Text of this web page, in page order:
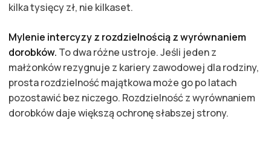
kilka tysięcy zł, nie kilkaset.
Mylenie intercyzy z rozdzielnością z wyrównaniem
dorobków. To dwa różne ustroje. Jeśli jeden z
małżonków rezygnuje z kariery zawodowej dla rodziny,
prosta rozdzielność majątkowa może go po latach
pozostawić bez niczego. Rozdzielność z wyrównaniem
dorobków daje większą ochronę słabszej strony.